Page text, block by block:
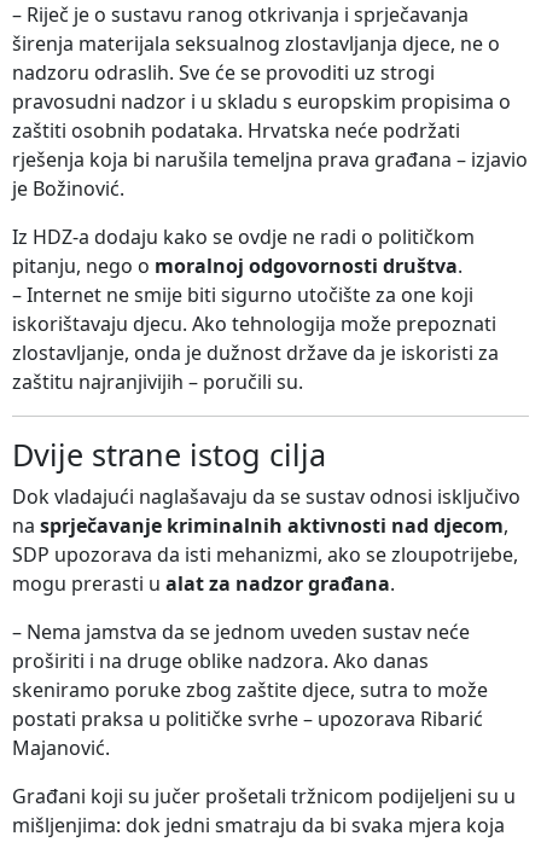
– Riječ je o sustavu ranog otkrivanja i sprječavanja
širenja materijala seksualnog zlostavljanja djece, ne o
nadzoru odraslih. Sve će se provoditi uz strogi
pravosudni nadzor i u skladu s europskim propisima o
zaštiti osobnih podataka. Hrvatska neće podržati
rješenja koja bi narušila temeljna prava građana – izjavio
je Božinović.
Iz HDZ-a dodaju kako se ovdje ne radi o političkom
pitanju, nego o moralnoj odgovornosti društva.
– Internet ne smije biti sigurno utočište za one koji
iskorištavaju djecu. Ako tehnologija može prepoznati
zlostavljanje, onda je dužnost države da je iskoristi za
zaštitu najranjivijih – poručili su.
Dvije strane istog cilja
Dok vladajući naglašavaju da se sustav odnosi isključivo
na sprječavanje kriminalnih aktivnosti nad djecom,
SDP upozorava da isti mehanizmi, ako se zloupotrijebe,
mogu prerasti u alat za nadzor građana.
– Nema jamstva da se jednom uveden sustav neće
proširiti i na druge oblike nadzora. Ako danas
skeniramo poruke zbog zaštite djece, sutra to može
postati praksa u političke svrhe – upozorava Ribarić
Majanović.
Građani koji su jučer prošetali tržnicom podijeljeni su u
mišljenjima: dok jedni smatraju da bi svaka mjera koja